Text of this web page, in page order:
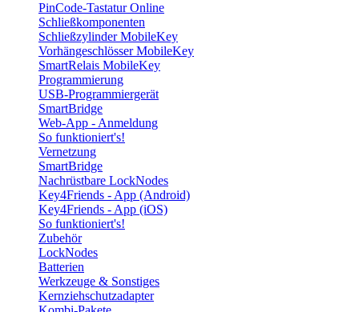
PinCode-Tastatur Online
Schließkomponenten
Schließzylinder MobileKey
Vorhängeschlösser MobileKey
SmartRelais MobileKey
Programmierung
USB-Programmiergerät
SmartBridge
Web-App - Anmeldung
So funktioniert's!
Vernetzung
SmartBridge
Nachrüstbare LockNodes
Key4Friends - App (Android)
Key4Friends - App (iOS)
So funktioniert's!
Zubehör
LockNodes
Batterien
Werkzeuge & Sonstiges
Kernziehschutzadapter